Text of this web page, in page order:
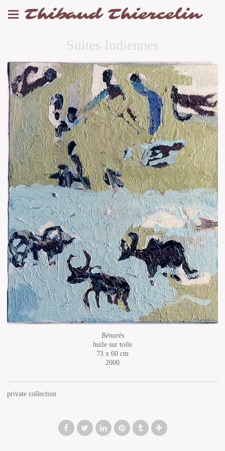
Thibaud Thiercelin
Suites Indiennes
Bénarès
huile sur toile
73 x 60 cm
2000
private collection